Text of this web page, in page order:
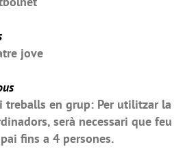
jove
treballs en grup: Per utilitzar la
serà necessari que feu
fins a 4 persones.